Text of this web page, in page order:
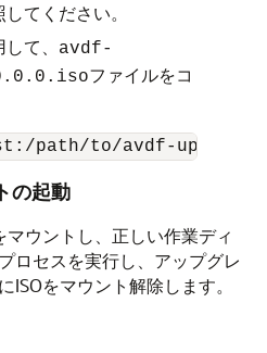
てください。
て、
avdf-
ファイルをコ
path/to/avdf-
の起動
ウントし、正しい作業ディ
ロセスを実行し、アップグレ
ISOをマウント解除します。